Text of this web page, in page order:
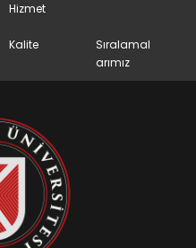
Hizmet
Kalite
Sıralamal
arımız